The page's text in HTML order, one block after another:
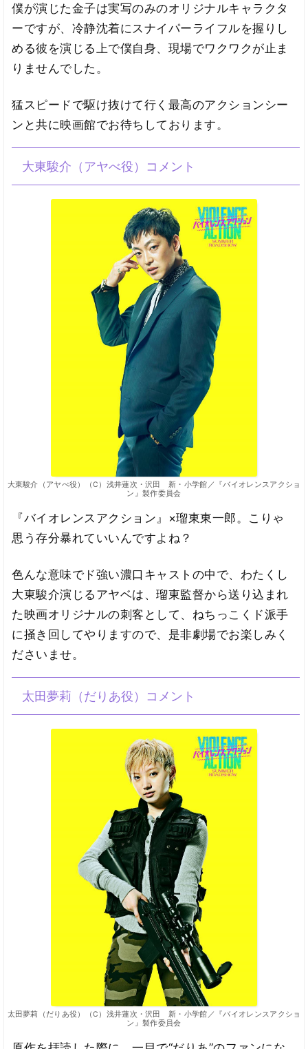
僕が演じた金子は実写のみのオリジナルキャラクタ
ーですが、冷静沈着にスナイパーライフルを握りし
める彼を演じる上で僕自身、現場でワクワクが止ま
りませんでした。
猛スピードで駆け抜けて行く最高のアクションシー
ンと共に映画館でお待ちしております。
大東駿介（アヤべ役）コメント
大東駿介（アヤべ役）（C）浅井蓮次・沢田 新・小学館／『バイオレンスアクショ
ン』製作委員会
『バイオレンスアクション』×瑠東東一郎。こりゃ
思う存分暴れていいんですよね？
色んな意味でド強い濃口キャストの中で、わたくし
大東駿介演じるアヤベは、瑠東監督から送り込まれ
た映画オリジナルの刺客として、ねちっこくド派手
に掻き回してやりますので、是非劇場でお楽しみく
ださいませ。
太田夢莉（だりあ役）コメント
太田夢莉（だりあ役）（C）浅井蓮次・沢田 新・小学館／『バイオレンスアクショ
ン』製作委員会